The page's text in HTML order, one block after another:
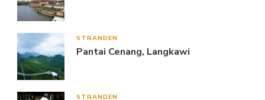
STRANDEN
Pantai Cenang, Langkawi
STRANDEN